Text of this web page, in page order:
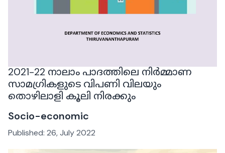
2021-22 നാലാം പാദത്തിലെ നിർമ്മാണ
സാമഗ്രികളുടെ വിപണി വിലയും
തൊഴിലാളി കൂലി നിരക്കും
Socio-economic
Published: 26, July 2022